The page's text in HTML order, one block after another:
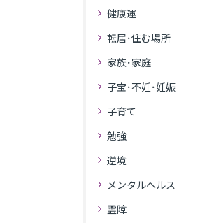
健康運
転居･住む場所
家族･家庭
子宝･不妊･妊娠
子育て
勉強
逆境
メンタルヘルス
霊障